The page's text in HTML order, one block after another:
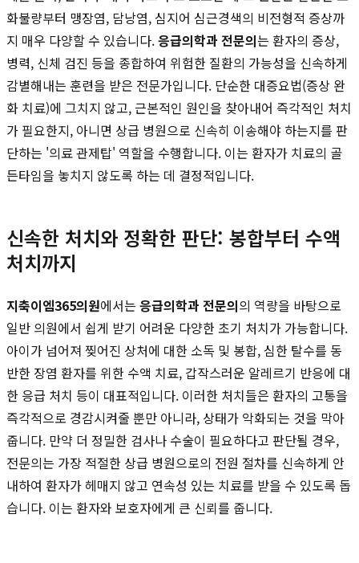
화불량부터 맹장염, 담낭염, 심지어 심근경색의 비전형적 증상까
지 매우 다양할 수 있습니다.응급의학과 전문의는 환자의 증상,
병력, 신체 검진 등을 종합하여 위험한 질환의 가능성을 신속하게
감별해내는 훈련을 받은 전문가입니다. 단순한 대증요법(증상 완
화 치료)에 그치지 않고, 근본적인 원인을 찾아내어 즉각적인 처치
가 필요한지, 아니면 상급 병원으로 신속히 이송해야 하는지를 판
단하는 '의료 관제탑' 역할을 수행합니다. 이는 환자가 치료의 골
든타임을 놓치지 않도록 하는 데 결정적입니다.
신속한 처치와 정확한 판단: 봉합부터 수액
처치까지
지축이엠365의원에서는 응급의학과 전문의의 역량을 바탕으로
일반 의원에서 쉽게 받기 어려운 다양한 초기 처치가 가능합니다.
아이가 넘어져 찢어진 상처에 대한 소독 및 봉합, 심한 탈수를 동
반한 장염 환자를 위한 수액 치료, 갑작스러운 알레르기 반응에 대
한 응급 처치 등이 대표적입니다. 이러한 처치들은 환자의 고통을
즉각적으로 경감시켜줄 뿐만 아니라, 상태가 악화되는 것을 막아
줍니다. 만약 더 정밀한 검사나 수술이 필요하다고 판단될 경우,
전문의는 가장 적절한 상급 병원으로의 전원 절차를 신속하게 안
내하여 환자가 헤매지 않고 연속성 있는 치료를 받을 수 있도록 돕
습니다. 이는 환자와 보호자에게 큰 신뢰를 줍니다.